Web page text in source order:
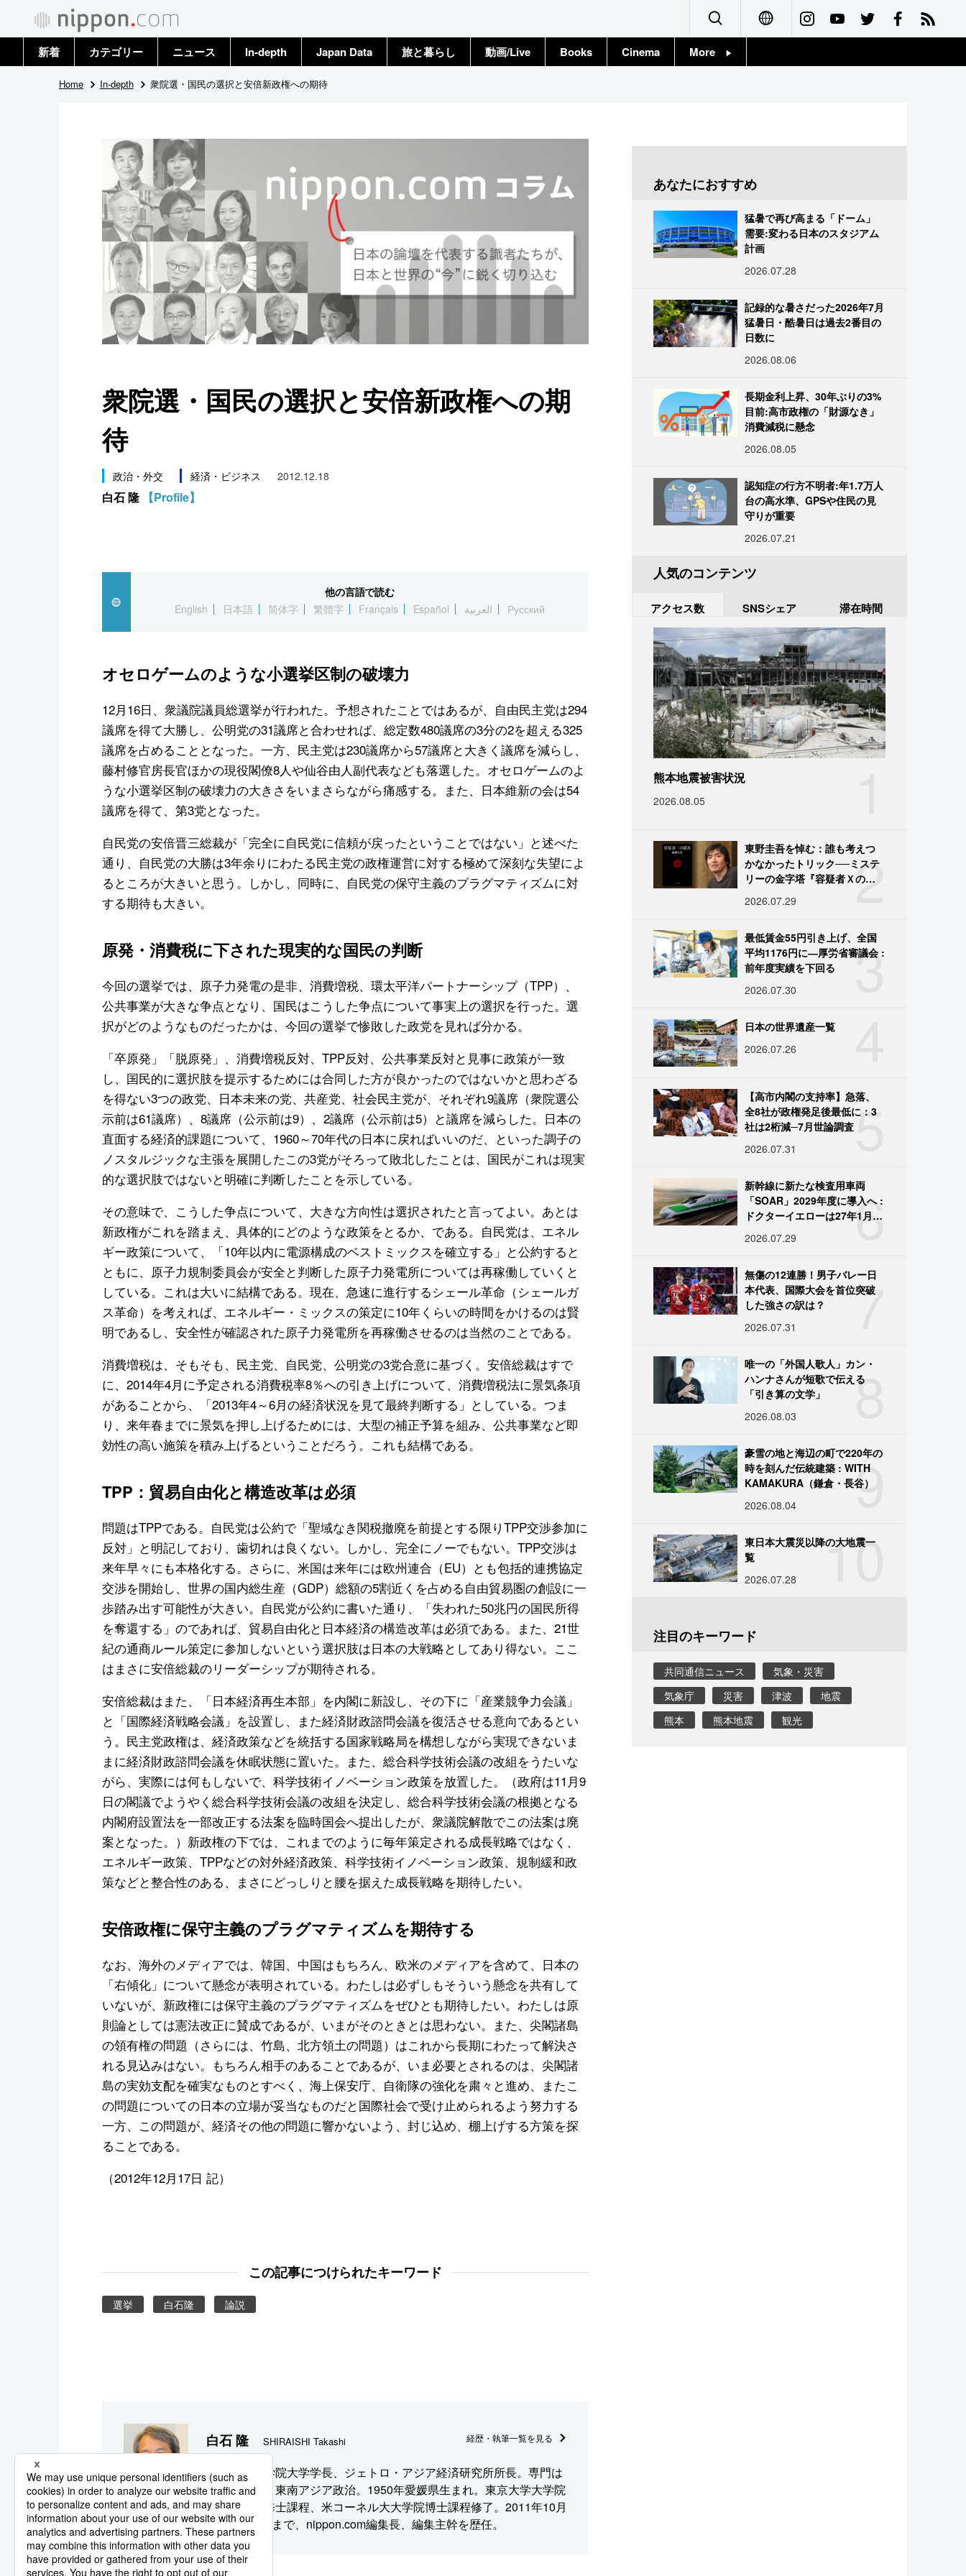
العربية
Русский
新着 カテゴリー
政治・外交
社会
文化
科学・技術
暮らし
スポーツ・東京2020
ニュース
トップ
In-depth Japan Data 旅と暮らし 動画/Live Books Cinema More
東京
お知らせ
Home In-depth 衆院選・国民の選択と安倍新政権への期待
衆院選・国民の選択と安倍新政権への期
待
政治・外交 経済・ビジネス 2012.12.18
白石 隆 【Profile】
他の言語で読む
English
日本語 简体字 繁體字 Français Español العربية Русский
オセロゲームのような小選挙区制の破壊力
12月16日、衆議院議員総選挙が行われた。予想されたことではあるが、自由民主党は294
議席を得て大勝し、公明党の31議席と合わせれば、総定数480議席の3分の2を超える325
議席を占めることとなった。一方、民主党は230議席から57議席と大きく議席を減らし、
藤村修官房長官ほかの現役閣僚8人や仙谷由人副代表なども落選した。オセロゲームのよ
うな小選挙区制の破壊力の大きさをいまさらながら痛感する。また、日本維新の会は54
議席を得て、第3党となった。
自民党の安倍晋三総裁が「完全に自民党に信頼が戻ったということではない」と述べた
通り、自民党の大勝は3年余りにわたる民主党の政権運営に対する極めて深刻な失望によ
るところが大きいと思う。しかし、同時に、自民党の保守主義のプラグマティズムに対
する期待も大きい。
原発・消費税に下された現実的な国民の判断
今回の選挙では、原子力発電の是非、消費増税、環太平洋パートナーシップ（TPP）、
公共事業が大きな争点となり、国民はこうした争点について事実上の選択を行った。選
択がどのようなものだったかは、今回の選挙で惨敗した政党を見れば分かる。
「卒原発」「脱原発」、消費増税反対、TPP反対、公共事業反対と見事に政策が一致
し、国民的に選択肢を提示するためには合同した方が良かったのではないかと思わざる
を得ない3つの政党、日本未来の党、共産党、社会民主党が、それぞれ9議席（衆院選公
示前は61議席）、8議席（公示前は9）、2議席（公示前は5）と議席を減らした。日本の
直面する経済的課題について、1960～70年代の日本に戻ればいいのだ、といった調子の
ノスタルジックな主張を展開したこの3党がそろって敗北したことは、国民がこれは現実
的な選択肢ではないと明確に判断したことを示している。
その意味で、こうした争点について、大きな方向性は選択されたと言ってよい。あとは
新政権がこれを踏まえ、具体的にどのような政策をとるか、である。自民党は、エネル
ギー政策について、「10年以内に電源構成のベストミックスを確立する」と公約すると
ともに、原子力規制委員会が安全と判断した原子力発電所については再稼働していくと
している。これは大いに結構である。現在、急速に進行するシェール革命（シェールガ
ス革命）を考えれば、エネルギー・ミックスの策定に10年くらいの時間をかけるのは賢
明であるし、安全性が確認された原子力発電所を再稼働させるのは当然のことである。
消費増税は、そもそも、民主党、自民党、公明党の3党合意に基づく。安倍総裁はすで
に、2014年4月に予定される消費税率8％への引き上げについて、消費増税法に景気条項
があることから、「2013年4～6月の経済状況を見て最終判断する」としている。つま
り、来年春までに景気を押し上げるためには、大型の補正予算を組み、公共事業など即
効性の高い施策を積み上げるということだろう。これも結構である。
TPP：貿易自由化と構造改革は必須
問題はTPPである。自民党は公約で「聖域なき関税撤廃を前提とする限りTPP交渉参加に
反対」と明記しており、歯切れは良くない。しかし、完全にノーでもない。TPP交渉は
来年早々にも本格化する。さらに、米国は来年には欧州連合（EU）とも包括的連携協定
交渉を開始し、世界の国内総生産（GDP）総額の5割近くを占める自由貿易圏の創設に一
歩踏み出す可能性が大きい。自民党が公約に書いた通り、「失われた50兆円の国民所得
を奪還する」のであれば、貿易自由化と日本経済の構造改革は必須である。また、21世
紀の通商ルール策定に参加しないという選択肢は日本の大戦略としてあり得ない。ここ
はまさに安倍総裁のリーダーシップが期待される。
安倍総裁はまた、「日本経済再生本部」を内閣に新設し、その下に「産業競争力会議」
と「国際経済戦略会議」を設置し、また経済財政諮問会議を復活させる意向であるとい
う。民主党政権は、経済政策などを統括する国家戦略局を構想しながら実現できないま
まに経済財政諮問会議を休眠状態に置いた。また、総合科学技術会議の改組をうたいな
がら、実際には何もしないで、科学技術イノベーション政策を放置した。（政府は11月9
日の閣議でようやく総合科学技術会議の改組を決定し、総合科学技術会議の根拠となる
内閣府設置法を一部改正する法案を臨時国会へ提出したが、衆議院解散でこの法案は廃
案となった。）新政権の下では、これまでのように毎年策定される成長戦略ではなく、
エネルギー政策、TPPなどの対外経済政策、科学技術イノベーション政策、規制緩和政
策などと整合性のある、まさにどっしりと腰を据えた成長戦略を期待したい。
安倍政権に保守主義のプラグマティズムを期待する
なお、海外のメディアでは、韓国、中国はもちろん、欧米のメディアを含めて、日本の
「右傾化」について懸念が表明されている。わたしは必ずしもそういう懸念を共有して
いないが、新政権には保守主義のプラグマティズムをぜひとも期待したい。わたしは原
則論としては憲法改正に賛成であるが、いまがそのときとは思わない。また、尖閣諸島
の領有権の問題（さらには、竹島、北方領土の問題）はこれから長期にわたって解決さ
れる見込みはない。もちろん相手のあることであるが、いま必要とされるのは、尖閣諸
島の実効支配を確実なものとすべく、海上保安庁、自衛隊の強化を粛々と進め、またこ
の問題についての日本の立場が妥当なものだと国際社会で受け止められるよう努力する
一方、この問題が、経済その他の問題に響かないよう、封じ込め、棚上げする方策を探
ることである。
（2012年12月17日 記）
この記事につけられたキーワード
選挙 白石隆 論説
白石 隆 SHIRAISHI Takashi 経歴・執筆一覧を見る
政策研究大学院大学学長、ジェトロ・アジア経済研究所所長。専門は
国際関係論、東南アジア政治。1950年愛媛県生まれ。東京大学大学院
国際関係論修士課程、米コーネル大大学院博士課程修了。2011年10月
から16年3月まで、nippon.com編集長、編集主幹を歴任。
あなたにおすすめ
猛暑で再び高まる「ドーム」
需要:変わる日本のスタジアム
計画
2026.07.28
記録的な暑さだった2026年7月
猛暑日・酷暑日は過去2番目の
日数に
2026.08.06
長期金利上昇、30年ぶりの3%
目前:高市政権の「財源なき」
消費減税に懸念
2026.08.05
認知症の行方不明者:年1.7万人
台の高水準、GPSや住民の見
守りが重要
2026.07.21
人気のコンテンツ
アクセス数 SNSシェア 滞在時間
熊本地震被害状況
2026.08.05
2
東野圭吾を悼む：誰も考えつ
かなかったトリック──ミステ
リーの金字塔『容疑者Ｘの献
2026.07.29
3
最低賃金55円引き上げ、全国
平均1176円に―厚労省審議会 :
前年度実績を下回る
2026.07.30
日本の世界遺産一覧
2026.07.26
5
【高市内閣の支持率】急落、
全8社が政権発足後最低に：3
社は2桁減─7月世論調査
2026.07.31
6
新幹線に新たな検査用車両
「SOAR」2029年度に導入へ :
ドクターイエローは27年1月に
2026.07.29
7
無傷の12連勝！男子バレー日
本代表、国際大会を首位突破
した強さの訳は？
2026.07.31
8
唯一の「外国人歌人」カン・
ハンナさんが短歌で伝える
「引き算の文学」
2026.08.03
9
豪雪の地と海辺の町で220年の
時を刻んだ伝統建築 : WITH
KAMAKURA（鎌倉・長谷）
2026.08.04
10
東日本大震災以降の大地震一
覧
2026.07.28
注目のキーワード
共同通信ニュース
気象・災害
気象庁
災害 津波
地震
熊本
熊本地震 観光